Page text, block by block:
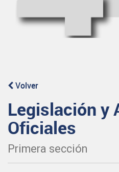
Volver
Legislación y
Oficiales
Primera sección